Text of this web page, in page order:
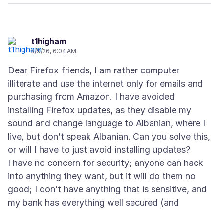
t1higham
5/9/26, 6:04 AM
Dear Firefox friends, I am rather computer
illiterate and use the internet only for emails and
purchasing from Amazon. I have avoided
installing Firefox updates, as they disable my
sound and change language to Albanian, where I
live, but don’t speak Albanian. Can you solve this,
or will I have to just avoid installing updates?
I have no concern for security; anyone can hack
into anything they want, but it will do them no
good; I don’t have anything that is sensitive, and
my bank has everything well secured (and